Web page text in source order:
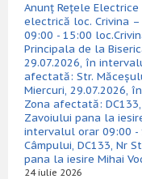
Anunț Rețele
electrică loc. Crivina
09:00 - 15:00
Principala de la
29.07.2026, în
afectată: Str.
Miercuri, 29.07.2026,
Zona afectată:
Zavoiului pana la
intervalul orar 09:00 -
Câmpului, DC133, Nr
pana la iesire Mihai
24 iulie 2026